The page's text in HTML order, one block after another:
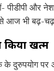
पीडीपी और
आज भी बढ़-
किया खत्म
के दुरुपयोग